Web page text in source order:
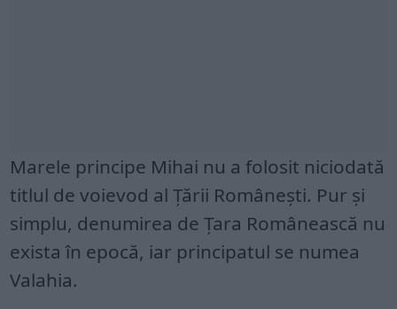
Marele principe Mihai nu a folosit niciodată
titlul de voievod al Țării Românești. Pur și
simplu, denumirea de Țara Românească nu
exista în epocă, iar principatul se numea
Valahia.